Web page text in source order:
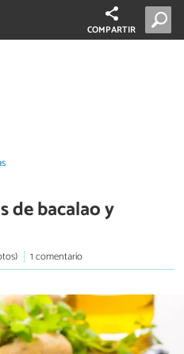
COMPARTIR
de bacalao y
1 comentario